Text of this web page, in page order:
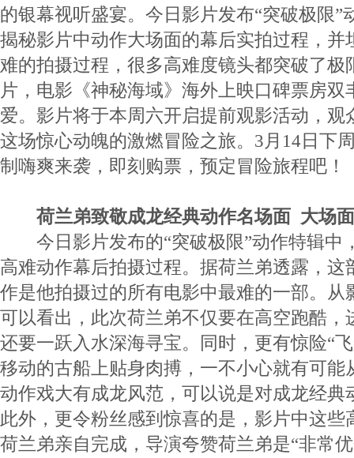
的银幕视听盛宴。今日影片发布“突破极限”
揭秘影片中动作大场面的幕后实拍过程，并
难的拍摄过程，很多高难度镜头都突破了极
片，电影《神秘海域》海外上映口碑票房
爱。影片将于本周六开启提前观影活动，观
这场惊心动魄的激燃冒险之旅。3月14日下
制嗨爽来袭，即刻购票，预定冒险旅程吧！
荷兰弟致敬成龙经典动作名场面 大场
今日影片发布的“突破极限”动作特辑中
高难动作幕后拍摄过程。据荷兰弟透露，这
作是他拍摄过的所有电影中最难的一部。从
可以看出，此次荷兰弟不仅要在高空跑酷，
还要一跃入水深海寻宝。同时，更有惊险“
移动的古船上贴身肉搏，一不小心就有可能
动作戏大有成龙风范，可以说是对成龙经典
此外，更令粉丝感到惊喜的是，影片中这些
荷兰弟亲自完成，导演夸赞荷兰弟是“非常